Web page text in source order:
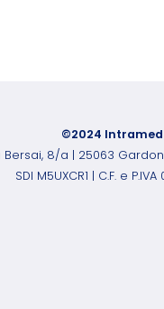
©2024
Bersai, 8/a | 25063
SDI M5UXCR1 | C.F. e